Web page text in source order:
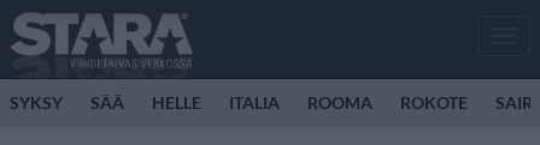
SYKSY SÄÄ HELLE ITALIA ROOMA ROKOTE